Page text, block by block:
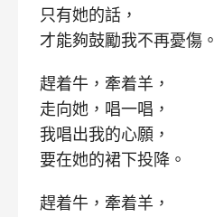
只有她的話，
才能夠鼓勵我不再憂傷。
趕着牛，牽着羊，
走向她，唱一唱，
我唱出我的心願，
要在她的裙下投降。
趕着牛，牽着羊，